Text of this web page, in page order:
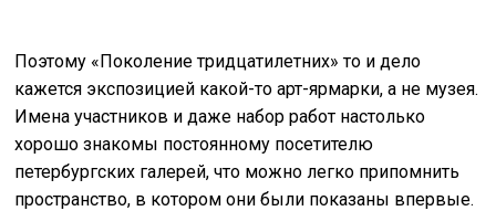
Поэтому «Поколение тридцатилетних» то и дело
кажется экспозицией какой-то арт-ярмарки, а не музея.
Имена участников и даже набор работ настолько
хорошо знакомы постоянному посетителю
петербургских галерей, что можно легко припомнить
пространство, в котором они были показаны впервые.